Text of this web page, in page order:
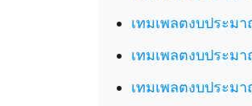
เทมเพลตงบประม
เทมเพลตงบประม
เทมเพลตงบประม